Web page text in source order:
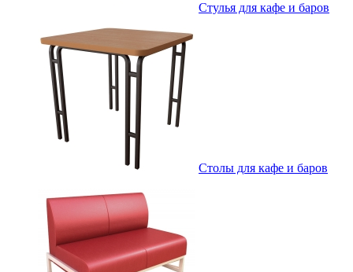
Стулья для кафе и баров
Столы для кафе и баров